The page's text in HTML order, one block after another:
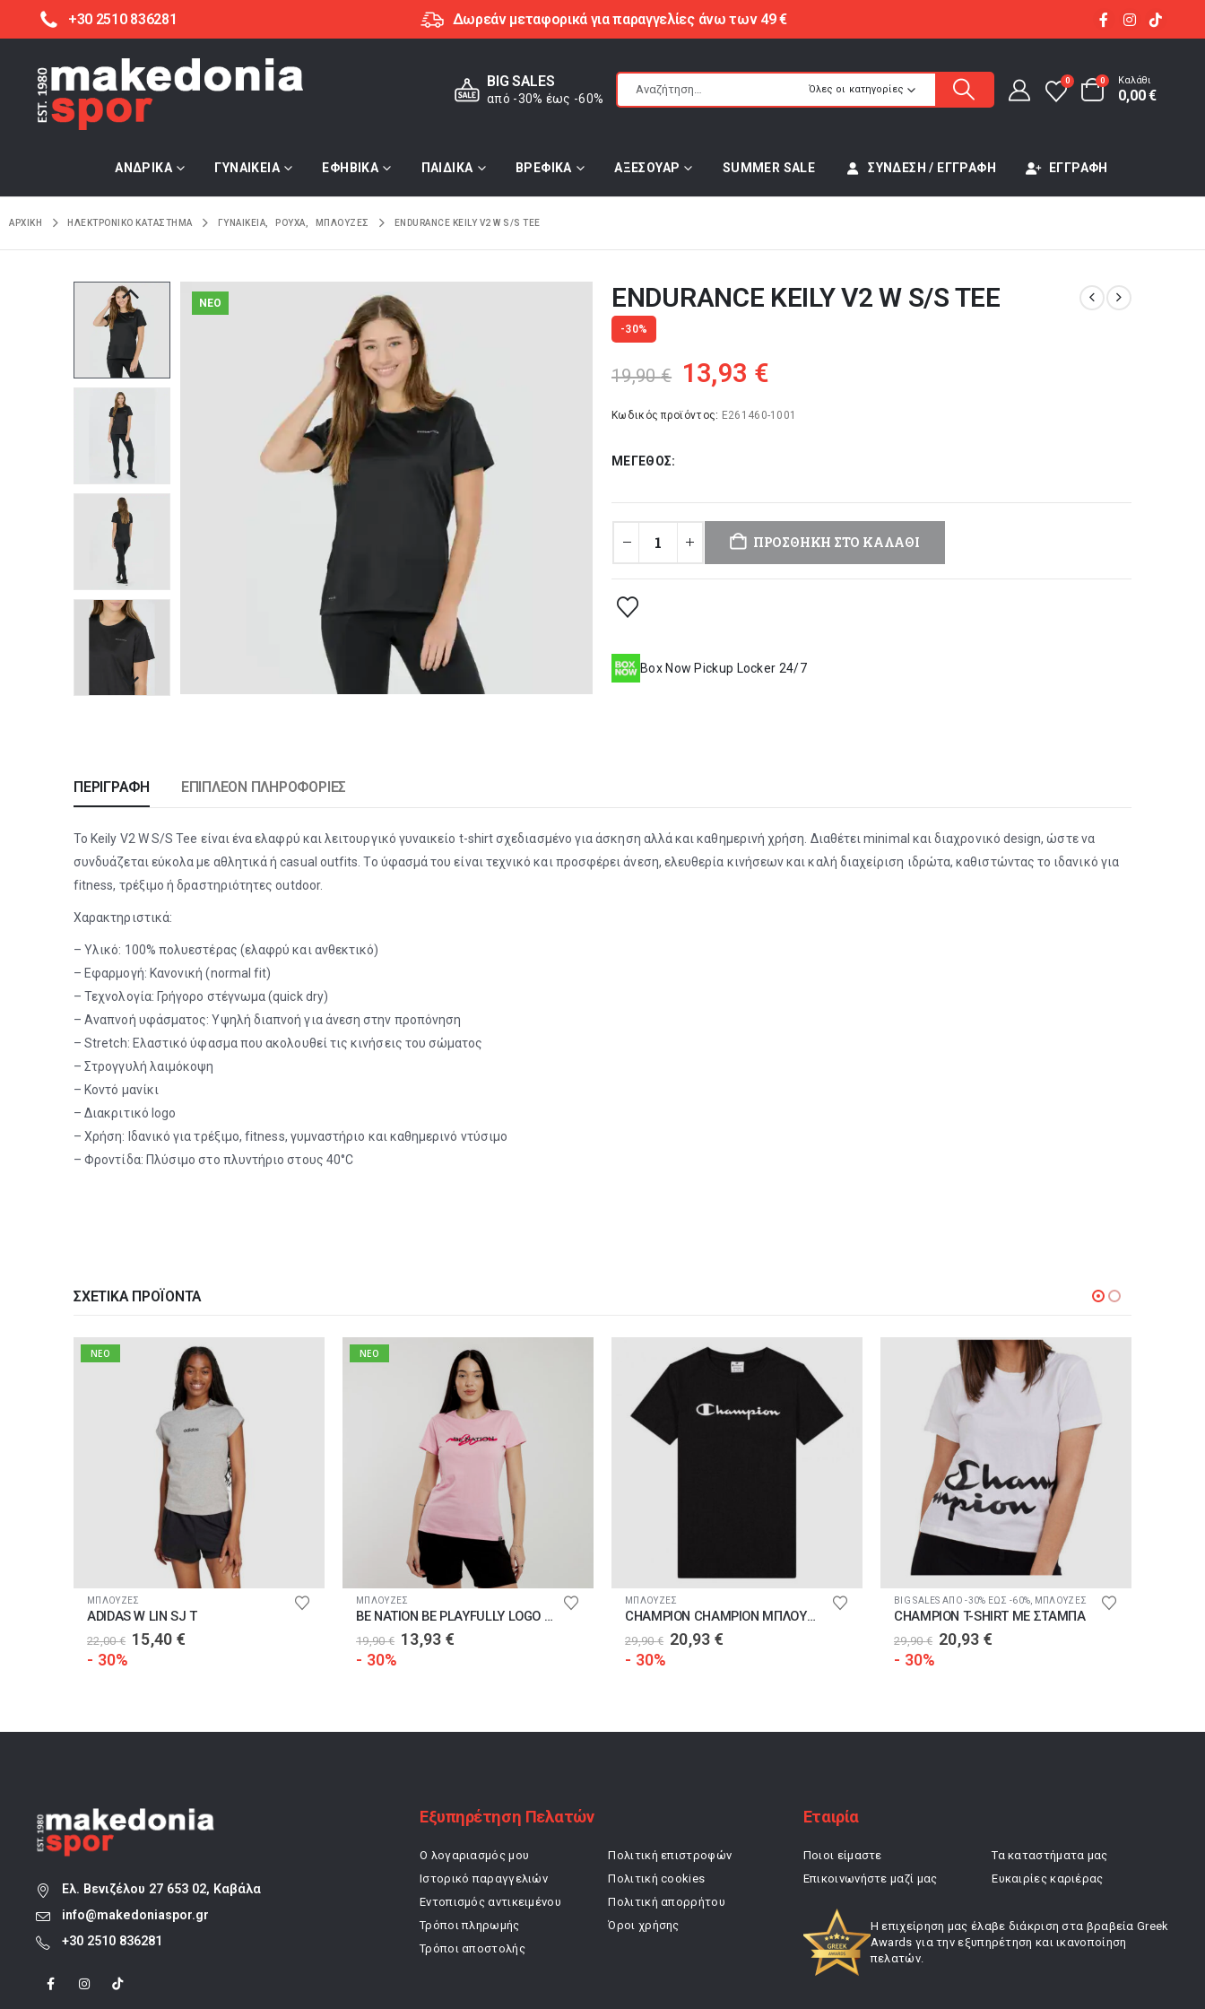
+30 2510 836281 Δωρεάν μεταφορικά για παραγγελίες άνω των 49 €
BIG SALES
από -30% έως -60%
Όλες οι κατηγορίες
0 0 Καλάθι
0,00€
ΑΝΔΡΙΚΑ ΓΥΝΑΙΚΕΙΑ ΕΦΗΒΙΚΑ ΠΑΙΔΙΚΑ ΒΡΕΦΙΚΑ ΑΞΕΣΟΥΑΡ SUMMER SALE ΣΎΝΔΕΣΗ / ΕΓΓΡΑΦΉ ΕΓΓΡΑΦΉ
ΑΡΧΙΚΉ ΗΛΕΚΤΡΟΝΙΚΌ ΚΑΤΆΣΤΗΜΑ ΓΥΝΑΙΚΕΙΑ ΡΟΥΧΑ ΜΠΛΟΥΖΕΣ ENDURANCE KEILY V2 W S/S TEE
NEO ENDURANCE KEILY V2 W S/S TEE
-30%
19,90€ Original
price
was:
13,93 €Η
τιμή
Κωδικός προϊόντος: E261460-1001
ΜΈΓΕΘΟΣ
ΠΡΟΣΘΉΚΗ ΣΤΟ ΚΑΛΆΘΙ
Box Now Pickup Locker 24/7
ΠΕΡΙΓΡΑΦΉ ΕΠΙΠΛΈΟΝ ΠΛΗΡΟΦΟΡΊΕΣ
Το Keily V2 W S/S Tee είναι ένα ελαφρύ και λειτουργικό γυναικείο t-shirt σχεδιασμένο για άσκηση αλλά και καθημερινή χρήση. Διαθέτει minimal και διαχρονικό design, ώστε να
συνδυάζεται εύκολα με αθλητικά ή casual outfits. Το ύφασμά του είναι τεχνικό και προσφέρει άνεση, ελευθερία κινήσεων και καλή διαχείριση ιδρώτα, καθιστώντας το ιδανικό για
fitness, τρέξιμο ή δραστηριότητες outdoor.
Χαρακτηριστικά:
– Υλικό: 100% πολυεστέρας (ελαφρύ και ανθεκτικό)
– Εφαρμογή: Κανονική (normal fit)
– Τεχνολογία: Γρήγορο στέγνωμα (quick dry)
– Αναπνοή υφάσματος: Υψηλή διαπνοή για άνεση στην προπόνηση
– Stretch: Ελαστικό ύφασμα που ακολουθεί τις κινήσεις του σώματος
– Στρογγυλή λαιμόκοψη
– Κοντό μανίκι
– Διακριτικό logo
– Χρήση: Ιδανικό για τρέξιμο, fitness, γυμναστήριο και καθημερινό ντύσιμο
– Φροντίδα: Πλύσιμο στο πλυντήριο στους 40°C
ΣΧΕΤΙΚΆ ΠΡΟΪΌΝΤΑ
NEO
Αυτό το προϊόν έχει πολλαπλές παραλλαγές. Οι επιλογές μπορούν να επιλεγούν στη σελίδα του προϊόντος
ΜΠΛΟΥΖΕΣ
ADIDAS W LIN SJ T
22,00€ Original
15,40 €
- 30%
NEO
Αυτό το προϊόν έχει πολλαπλές παραλλαγές. Οι επιλογές μπορούν να επιλεγούν στη σελίδα του προϊόντος
ΜΠΛΟΥΖΕΣ
BE NATION BE PLAYFULLY LOGO S/S TEE
19,90€ Original
13,93 €
- 30%
Αυτό το προϊόν έχει πολλαπλές παραλλαγές. Οι επιλογές μπορούν να επιλεγούν στη σελίδα του προϊόντος
ΜΠΛΟΥΖΕΣ
CHAMPION CHAMPION ΜΠΛΟΥΖΑ ΚΟΝΤΟΜΑΝΙΚΗ
29,90€ Original
20,93 €
- 30%
Αυτό το προϊόν έχει πολλαπλές παραλλαγές. Οι επιλογές μπορούν να επιλεγούν στη σελίδα του προϊόντος
BIG SALES ΑΠΟ -30% ΕΩΣ -60% ΜΠΛΟΥΖΕΣ
CHAMPION T-SHIRT ΜΕ ΣΤΑΜΠΑ
29,90€ Original
20,93 €
- 30%
Ελ. Βενιζέλου 27 653 02, Καβάλα
info@makedoniaspor.gr
+30 2510 836281
Εξυπηρέτηση Πελατών
Ο λογαριασμός μου
Ιστορικό παραγγελιών
Εντοπισμός αντικειμένου
Τρόποι πληρωμής
Τρόποι αποστολής
Πολιτική επιστροφών
Πολιτική cookies
Πολιτική απορρήτου
Όροι χρήσης
Εταιρία
Ποιοι είμαστε
Επικοινωνήστε μαζί μας
Τα καταστήματα μας
Ευκαιρίες καριέρας
Η επιχείρηση μας έλαβε διάκριση στα βραβεία Greek
Awards για την εξυπηρέτηση και ικανοποίηση
πελατών.